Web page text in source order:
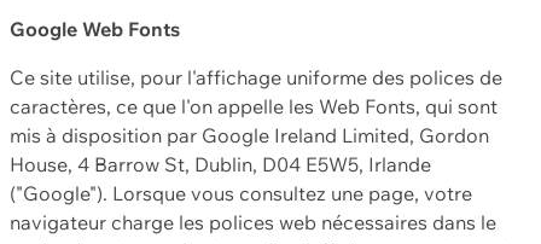
Google Web Fonts
Ce site utilise, pour l'affichage uniforme des polices de
caractères, ce que l'on appelle les Web Fonts, qui sont
mis à disposition par Google Ireland Limited, Gordon
House, 4 Barrow St, Dublin, D04 E5W5, Irlande
("Google"). Lorsque vous consultez une page, votre
navigateur charge les polices web nécessaires dans le